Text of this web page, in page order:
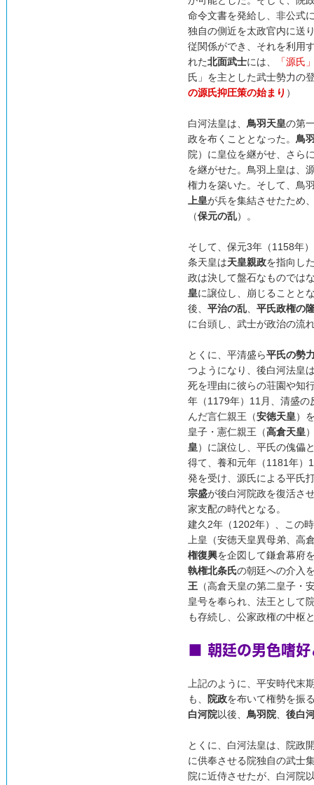
命令文書を発給し、非公式
独自の側近を太政官内に送
従関係ができ、それを利用
れた北面武士には、
「源氏
氏」を主とした武士勢力の
の源氏抑圧策の始まり ）
白河法皇は、 鳥羽天皇の第
政を布くこととなった。 鳥
院）に皇位を継がせ、さら
を継がせた。鳥羽上皇は、
権力を築いた。そして、鳥
上皇が兵を集結させたため
（保元の乱）。
そして、保元3年（1158年
条天皇は天皇親政を指向し
政は決して盤石なものでは
皇に譲位し、崩じることと
後、 平治の乱
平氏政権の
に台頭し、武士が政治の流
とくに、平清盛ら平氏の勢
つようになり、後白河法皇
死を理由に彼らの荘園や知
年（1179年）11月、清盛の
んだ言仁親王（安徳天皇）
皇子・憲仁親王（高倉天皇
皇）に譲位し、平氏の傀儡
得て、養和元年（1181年）
発を受け、源氏による平氏
宗盛が後白河院政を復活さ
家支配の時代となる。
建久2年（1202年）、この
上皇（安徳天皇異母弟、高
権復興を企図して鎌倉幕府
執権北条氏の朝廷への介入
王 （高倉天皇の第二皇子
皇号を奉られ、法王として
も存続し、公家政権の中枢
■ 朝廷の男色嗜
上記のように、平安時代末
も、
院政を布いて権勢を振
白河院以後、 鳥羽院 後白
とくに、白河法皇は、院政
に供奉させる院独自の武士
院に近侍させたが、白河院